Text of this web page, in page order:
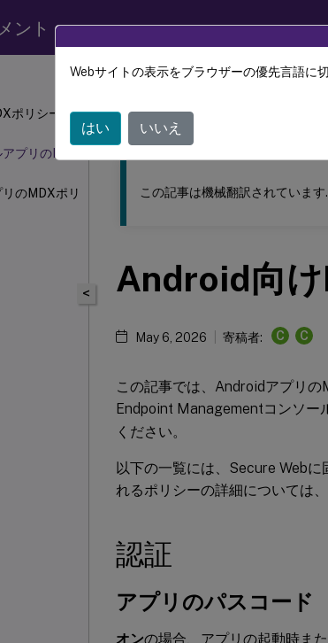
ント
ポリシーの
プリのMDX
のMDXポリ
このコンテンツは動的に機械翻訳されてい
モバイル生産性アプリ
<
この記事は機械翻訳されています.
Android向
May 6, 2026 寄稿者: C C
この記事では、Androidアプリ
Endpoint Managementコンソー
ください。
以下の一覧には、Secure Web
れるポリシーの詳細については
認証
アプリのパスコード
オンの場合、アプリの起動時ま
Webサイトの表示をブラウザーの優先言語に
はい いいえ